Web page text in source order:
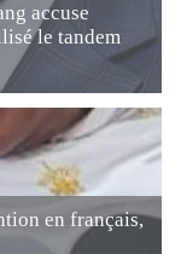
accuse
le tandem
en français,